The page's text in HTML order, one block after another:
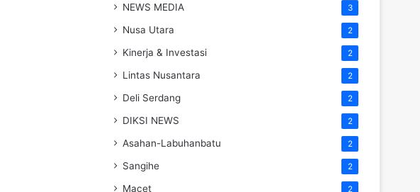
NEWS MEDIA 3
Nusa Utara 2
Kinerja & Investasi 2
Lintas Nusantara 2
Deli Serdang 2
DIKSI NEWS 2
Asahan-Labuhanbatu 2
Sangihe 2
Macet 2